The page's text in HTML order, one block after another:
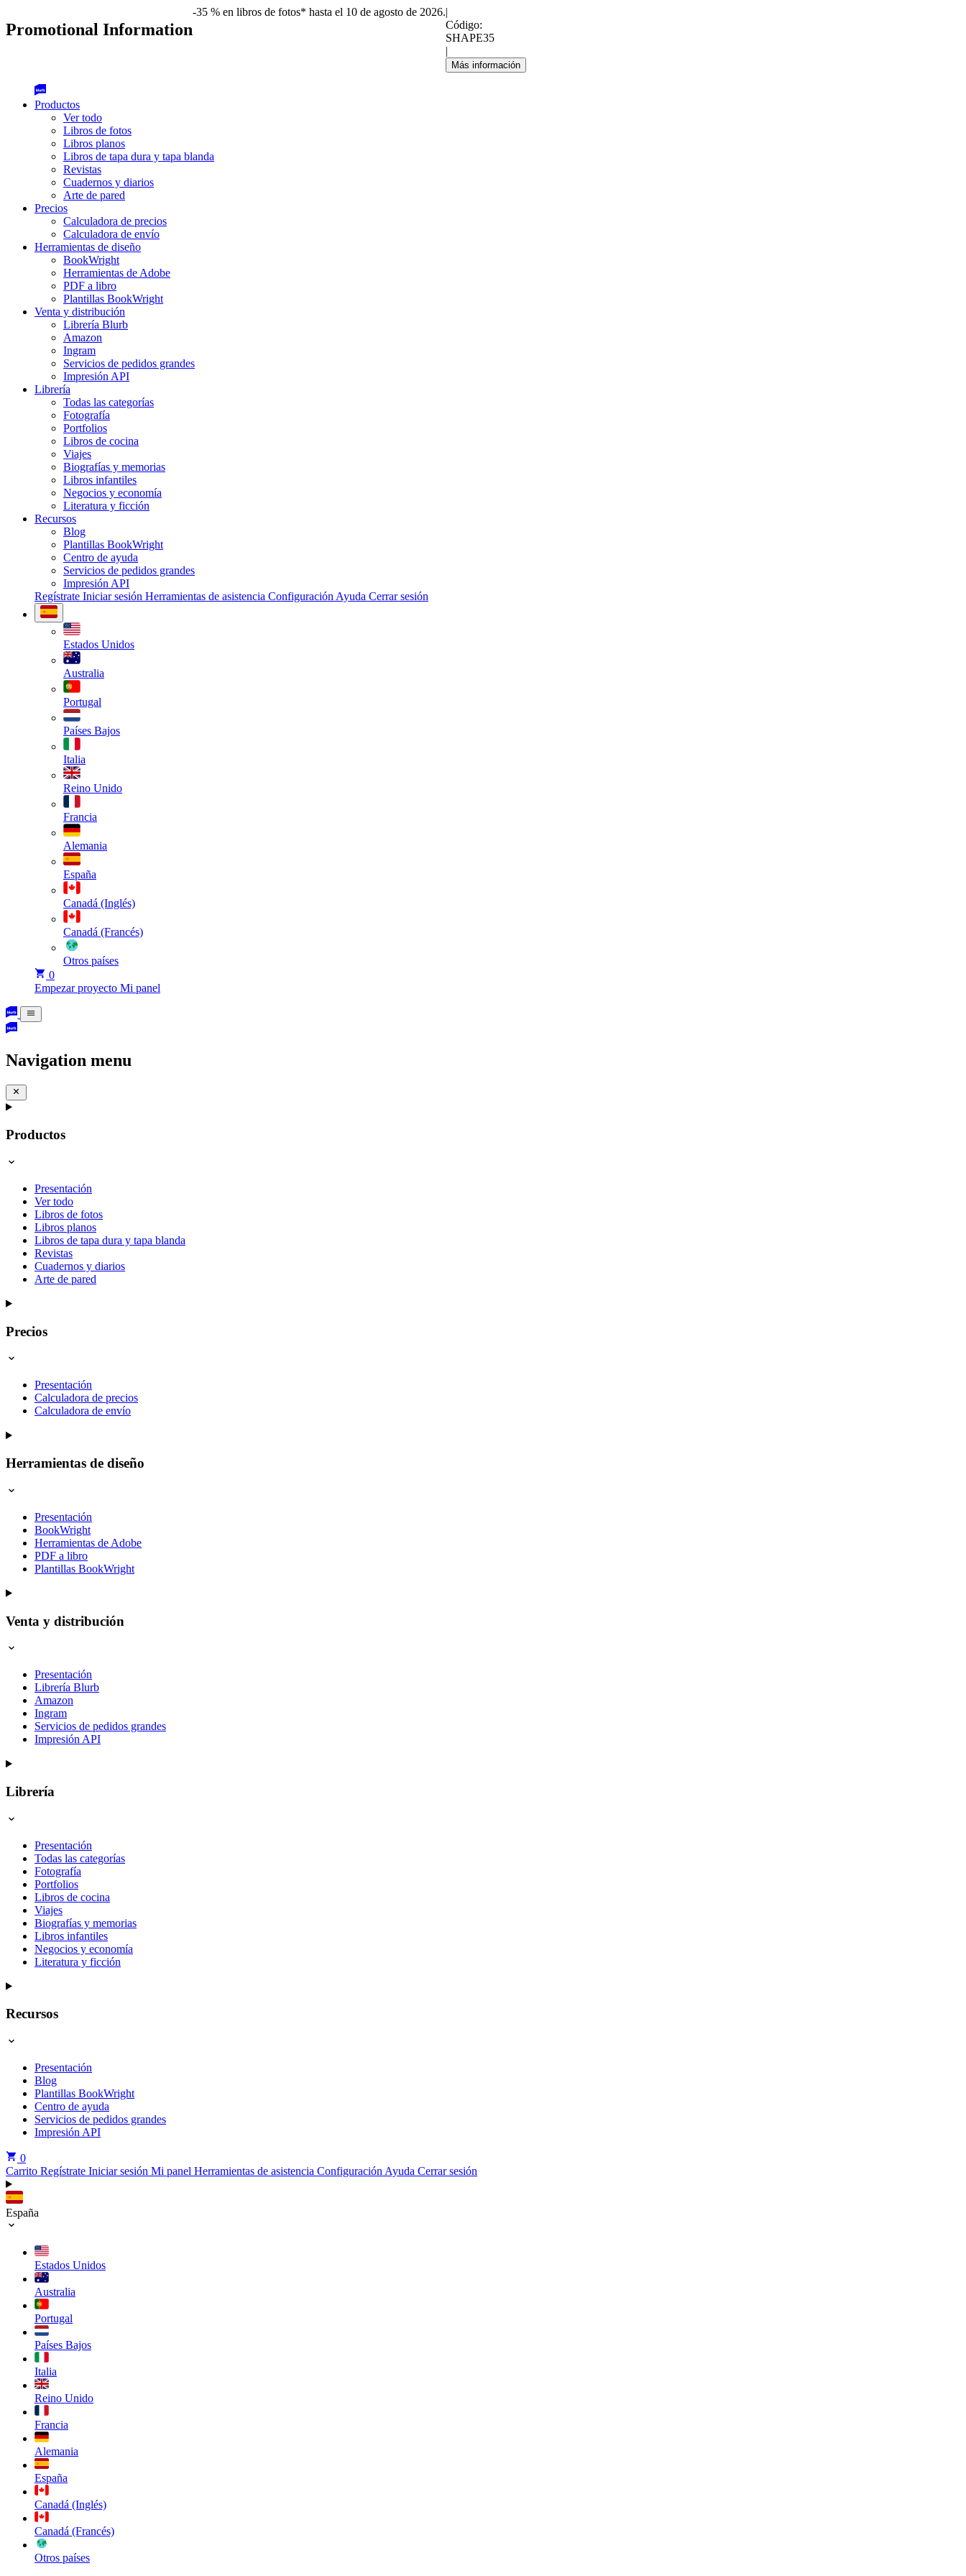
Promotional Information
-35 % en libros de fotos* hasta el 10 de agosto de 2026.|
Código:
SHAPE35
|
Más información
Productos
Ver todo
Libros de fotos
Libros planos
Libros de tapa dura y tapa blanda
Revistas
Cuadernos y diarios
Arte de pared
Precios
Calculadora de precios
Calculadora de envío
Herramientas de diseño
BookWright
Herramientas de Adobe
PDF a libro
Plantillas BookWright
Venta y distribución
Librería Blurb
Amazon
Ingram
Servicios de pedidos grandes
Impresión API
Librería
Todas las categorías
Fotografía
Portfolios
Libros de cocina
Viajes
Biografías y memorias
Libros infantiles
Negocios y economía
Literatura y ficción
Recursos
Blog
Plantillas BookWright
Centro de ayuda
Servicios de pedidos grandes
Impresión API
Regístrate Iniciar sesión Herramientas de asistencia Configuración Ayuda Cerrar sesión
Estados Unidos
Australia
Portugal
Países Bajos
Italia
Reino Unido
Francia
Alemania
España
Canadá (Inglés)
Canadá (Francés)
Otros países
0
Empezar proyecto Mi panel
Navigation menu
Productos
Presentación
Ver todo
Libros de fotos
Libros planos
Libros de tapa dura y tapa blanda
Revistas
Cuadernos y diarios
Arte de pared
Precios
Presentación
Calculadora de precios
Calculadora de envío
Herramientas de diseño
Presentación
BookWright
Herramientas de Adobe
PDF a libro
Plantillas BookWright
Venta y distribución
Presentación
Librería Blurb
Amazon
Ingram
Servicios de pedidos grandes
Impresión API
Librería
Presentación
Todas las categorías
Fotografía
Portfolios
Libros de cocina
Viajes
Biografías y memorias
Libros infantiles
Negocios y economía
Literatura y ficción
Recursos
Presentación
Blog
Plantillas BookWright
Centro de ayuda
Servicios de pedidos grandes
Impresión API
0
Carrito Regístrate Iniciar sesión Mi panel Herramientas de asistencia Configuración Ayuda Cerrar sesión
España
Estados Unidos
Australia
Portugal
Países Bajos
Italia
Reino Unido
Francia
Alemania
España
Canadá (Inglés)
Canadá (Francés)
Otros países